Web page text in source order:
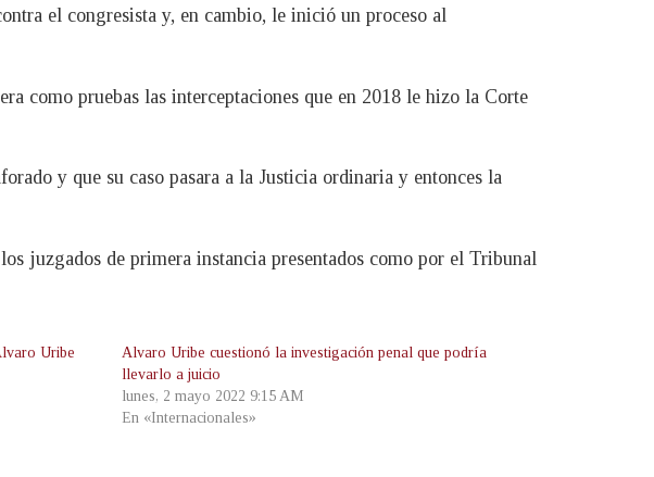
el congresista y, en cambio, le inició un proceso al
como pruebas las interceptaciones que en 2018 le hizo la Corte
y que su caso pasara a la Justicia ordinaria y entonces la
juzgados de primera instancia presentados como por el Tribunal
Uribe
Alvaro Uribe cuestionó la investigación penal que podría
llevarlo a juicio
lunes, 2 mayo 2022 9:15 AM
En «Internacionales»